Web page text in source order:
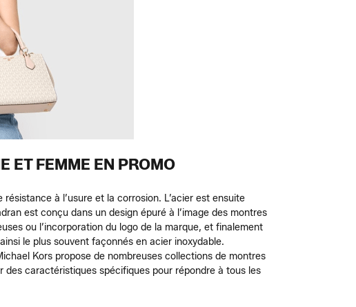
ET FEMME EN PROMO
à l’usure et la corrosion. L’acier est ensuite
est conçu dans un design épuré à l’image des montres
ou l’incorporation du logo de la marque, et finalement
le plus souvent façonnés en acier inoxydable.
Kors propose de nombreuses collections de montres
des caractéristiques spécifiques pour répondre à tous les